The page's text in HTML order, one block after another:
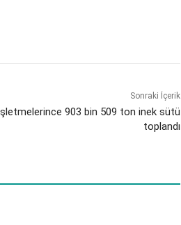
Sonraki İçerik
903 bin 509 ton inek sütü
toplandı